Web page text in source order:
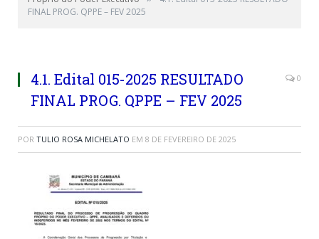
FINAL PROG. QPPE – FEV 2025
4.1. Edital 015-2025 RESULTADO
FINAL PROG. QPPE – FEV 2025
0
POR TULIO ROSA MICHELATO EM 8 DE FEVEREIRO DE 2025